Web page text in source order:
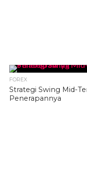
FOREX
Strategi Swing Mid-
Penerapannya